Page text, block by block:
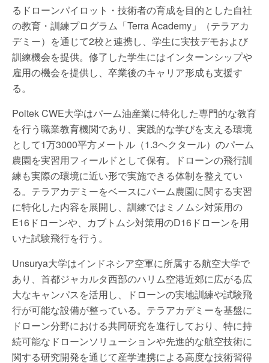
るドローンパイロット・技術者の育成を目的とした自社
の教育・訓練プログラム「Terra Academy」（テラアカ
デミー）を通じて2校と連携し、学生に実技デモおよび
訓練機会を提供。修了した学生にはインターンシップや
雇用の機会を提供し、卒業後のキャリア形成も支援す
る。
Poltek CWE大学はパーム油産業に特化した専門的な教育
を行う職業教育機関であり、実践的な学びを支える環境
として1万3000平方メートル（1.3ヘクタール）のパーム
農園を実習用フィールドとして保有。ドローンの飛行訓
練も実際の環境に近い形で実施できる体制を整えてい
る。テラアカデミーをベースにパーム農園に関する実習
に特化した内容を展開し、訓練ではミノムシ対策用の
E16ドローンや、カブトムシ対策用のD16ドローンを用
いた試験飛行を行う。
Unsurya大学はインドネシア空軍に所属する航空大学で
あり、首都ジャカルタ西部のハリム空港近郊に広がる広
大なキャンパスを活用し、ドローンの実地訓練や試験飛
行が可能な設備が整っている。テラアカデミーを基盤に
ドローン分野における共同研究を進行しており、特に持
続可能なドローンソリューションや先進的な航空技術に
関する研究開発を通じて産学連携による高度な技術習得